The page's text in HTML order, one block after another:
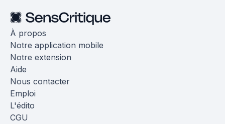
À propos
Notre application mobile
Notre extension
Aide
Nous contacter
Emploi
L'édito
CGU